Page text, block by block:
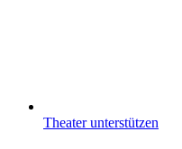
Theater unterstützen